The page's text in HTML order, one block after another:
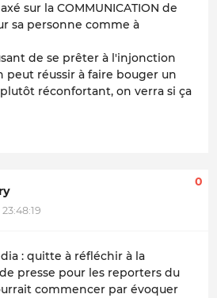
sur la COMMUNICATION de
sa personne comme à
de se prêter à l'injonction
peut réussir à faire bouger un
réconfortant, on verra si ça
0
: quitte à réfléchir à la
presse pour les reporters du
commencer par évoquer